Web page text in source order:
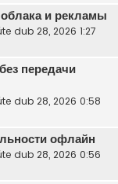
и рекламы
dub 28, 2026 1:27
передачи
dub 28, 2026 0:58
офлайн
dub 28, 2026 0:56